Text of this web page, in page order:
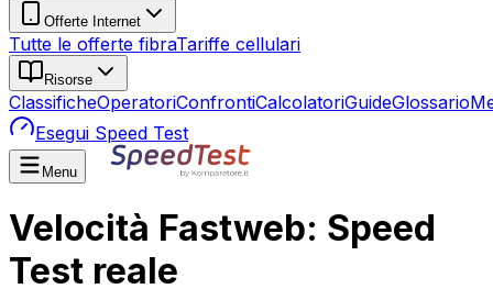
Offerte Internet
Tutte le offerte fibraTariffe cellulari
Risorse
ClassificheOperatoriConfrontiCalcolatoriGuideGlossario
Esegui Speed Test
Menu
Velocità Fastweb: Speed
Test reale